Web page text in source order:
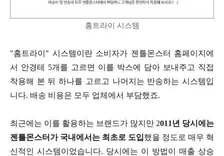
홈트라이 시스템
"홈트라이" 시스템이란 소비자가 젠틀몬스터 홈페이지에
서 안경테 5개를 고르면 이를 박스에 담아 보내주고 직접
착용해 본 뒤 하나를 고르고 나머지는 반송하는 시스템입
니다. 배송 비용은 모두 업체에서 부담했죠.
최근에는 이를 활용하는 브랜드가 많지만 2011년 당시에는
젠틀몬스터가 국내에서는 최초로 도입했을 정도로 매우 혁
신적인 시스템이었습니다. 당시에는 이 방법이 매출 상승